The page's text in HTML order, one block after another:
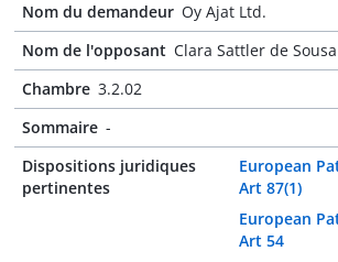
Nom du demandeur Oy Ajat Ltd.
Nom de l'opposant Clara Sattler de
Chambre 3.2.02
Sommaire -
Dispositions juridiques
pertinentes
European
Art 87(1)
European
Art 54